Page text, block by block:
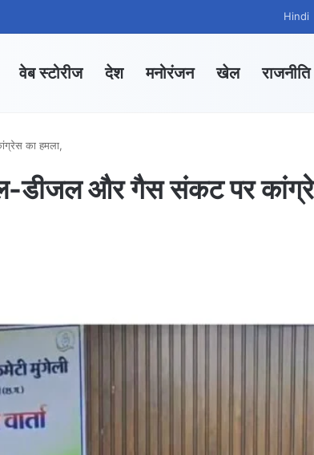
Group Hindi
वेब स्टोरीज देश मनोरंजन खेल राजनीति
का हमला,
डीजल और गैस संकट पर